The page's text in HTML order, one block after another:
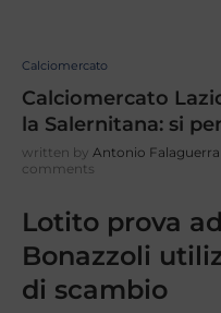
Calciomercato
Calciomercato
la Salernitana: si
written by Antonio Falaguerra
comments
Lotito prova
Bonazzoli
di scambio